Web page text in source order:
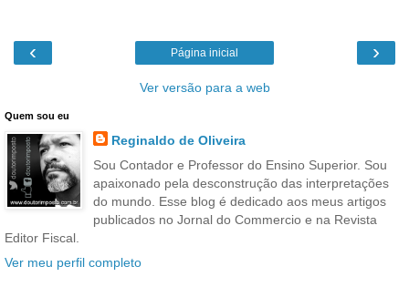
‹ ›
Página inicial
Ver versão para a web
Quem sou eu
Reginaldo de Oliveira
Sou Contador e Professor do Ensino Superior. Sou
apaixonado pela desconstrução das interpretações
do mundo. Esse blog é dedicado aos meus artigos
publicados no Jornal do Commercio e na Revista
Editor Fiscal.
Ver meu perfil completo